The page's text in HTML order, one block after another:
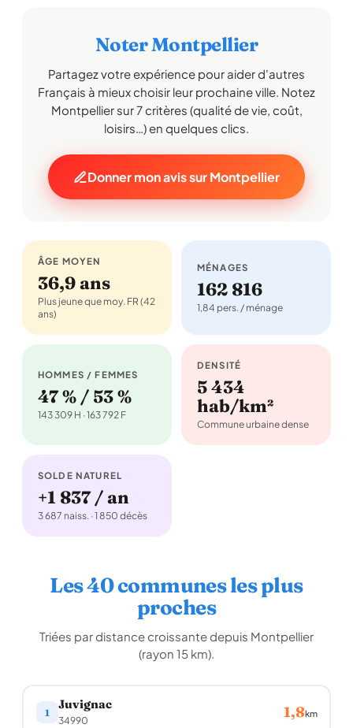
Noter Montpellier
Partagez votre expérience pour aider d'autres
Français à mieux choisir leur prochaine ville. Notez
Montpellier sur 7 critères (qualité de vie, coût,
loisirs…) en quelques clics.
Donner mon avis sur Montpellier
ÂGE MOYEN
36,9 ans
Plus jeune que moy. FR (42
ans)
MÉNAGES
162 816
1,84 pers. / ménage
HOMMES / FEMMES
47 % / 53 %
143 309 H · 163 792 F
DENSITÉ
5 434
hab/km²
Commune urbaine dense
SOLDE NATUREL
+1 837 / an
3 687 naiss. · 1 850 décès
Les 40 communes les plus
proches
Triées par distance croissante depuis Montpellier
(rayon 15 km).
1
Juvignac
34990 1,8km